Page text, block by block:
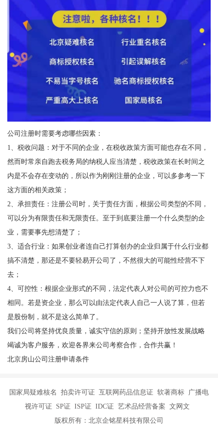
公司注册时需要考虑哪些因素：
1、税收问题：对于不同的企业，在税收政策方面可能也存在不同，
然而时常亲自跑去税务局的纳税人应当清楚，税收政策在长时间之
内是不会存在变动的，所以作为刚刚注册的企业，可以多参考一下
这方面的相关政策；
2、承担责任：注册公司时，关于责任方面，根据公司类型的不同，
可以分为有限责任和无限责任。至于到底要注册一个什么类型的企
业，需要事先想清楚了；
3、适合行业：如果创业者连自己打算创办的企业归属于什么行业都
搞不清楚，那还是不要轻易开公司了，不然很大的可能性经营不下
去；
4、可控性：根据企业形式的不同，法定代表人对公司的可控力也不
相同。若是资企业，那么可以由法定代表人自己一人说了算，但若
是股份制，就不是这么简单了。
我们公司将坚持优良质量，诚实守信的原则；坚持开放性发展战略
竭诚为客户服务，欢迎各界来公司考察合作，合作共赢！
北京房山公司注册申请条件
国家局疑难核名 拍卖许可证 互联网药品信息证 软著商标 广播电
视许可证 SP证 ISP证 IDC证 艺术品经营备案 文网文
版权所有：北京企铭星科技有限公司